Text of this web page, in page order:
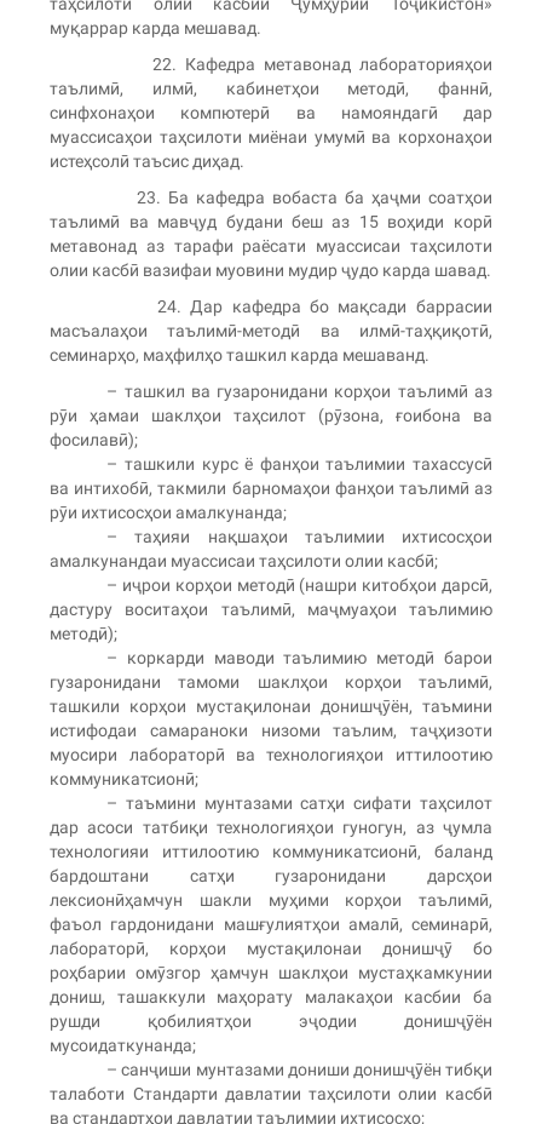
муқаррар карда мешавад.
22. Кафедра метавонад лабораторияҳои
таълимӣ, илмӣ, кабинетҳои методӣ, фаннӣ,
синфхонаҳои компютерӣ ва намояндагӣ дар
муассисаҳои таҳсилоти миёнаи умумӣ ва корхонаҳои
истеҳсолӣ таъсис диҳад.
23. Ба кафедра вобаста ба ҳаҷми соатҳои
таълимӣ ва мавҷуд будани беш аз 15 воҳиди корӣ
метавонад аз тарафи раёсати муассисаи таҳсилоти
олии касбӣ вазифаи муовини мудир ҷудо карда шавад.
24. Дар кафедра бо мақсади баррасии
масъалаҳои таълимӣ-методӣ ва илмӣ-таҳқиқотӣ,
семинарҳо, маҳфилҳо ташкил карда мешаванд.
– ташкил ва гузаронидани корҳои таълимӣ аз
рӯи ҳамаи шаклҳои таҳсилот (рӯзона, ғоибона ва
фосилавӣ);
– ташкили курс ё фанҳои таълимии тахассусӣ
ва интихобӣ, такмили барномаҳои фанҳои таълимӣ аз
рӯи ихтисосҳои амалкунанда;
– таҳияи нақшаҳои таълимии ихтисосҳои
амалкунандаи муассисаи таҳсилоти олии касбӣ;
– иҷрои корҳои методӣ (нашри китобҳои дарсӣ,
дастуру воситаҳои таълимӣ, маҷмуаҳои таълимию
методӣ);
– коркарди маводи таълимию методӣ барои
гузаронидани тамоми шаклҳои корҳои таълимӣ,
ташкили корҳои мустақилонаи донишҷӯён, таъмини
истифодаи самараноки низоми таълим, таҷҳизоти
муосири лабораторӣ ва технологияҳои иттилоотию
коммуникатсионӣ;
– таъмини мунтазами сатҳи сифати таҳсилот
дар асоси татбиқи технологияҳои гуногун, аз ҷумла
технологияи иттилоотию коммуникатсионӣ, баланд
бардоштани сатҳи гузаронидани дарсҳои
лексионӣҳамчун шакли муҳими корҳои таълимӣ,
фаъол гардонидани машғулиятҳои амалӣ, семинарӣ,
лабораторӣ, корҳои мустақилонаи донишҷӯ бо
роҳбарии омӯзгор ҳамчун шаклҳои мустаҳкамкунии
дониш, ташаккули маҳорату малакаҳои касбии ба
рушди қобилиятҳои эҷодии донишҷӯён
мусоидаткунанда;
– санҷиши мунтазами дониши донишҷӯён тибқи
талаботи Стандарти давлатии таҳсилоти олии касбӣ
ва стандартҳои давлатии таълимии ихтисосҳо;